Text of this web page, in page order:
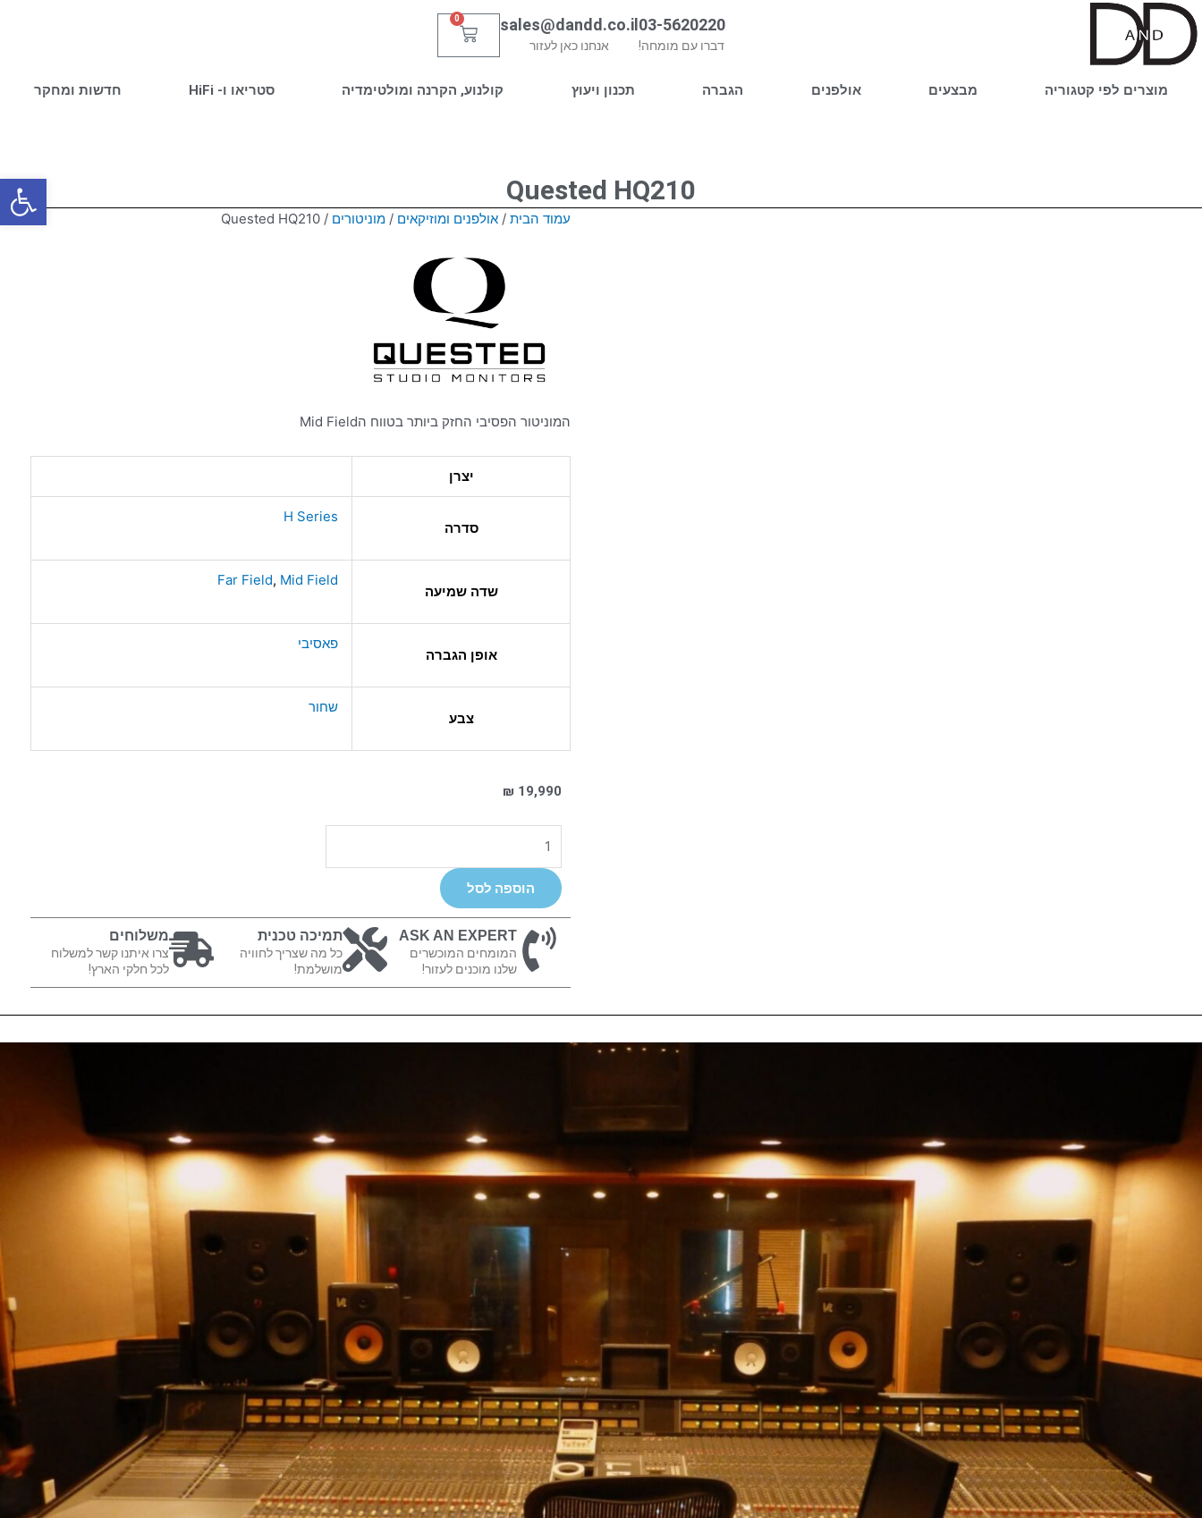
דילוג
לתוכן
03-5620220
דברו עם מומחה!
sales@dandd.co.il
אנחנו כאן לעזור
0
עגלת
מוצרים לפי קטגוריה מבצעים אולפנים הגברה תכנון ויעוץ קולנוע, הקרנה ומולטימדיה סטריאו ו- HiFi חדשות ומחקר
Quested HQ210
עמוד הבית/ אולפנים ומוזיקאים / מוניטורים / Quested HQ210
המוניטור הפסיבי החזק ביותר בטווח הMid Field
יצרן
סדרה
H Series
שדה שמיעה
Far Field, Mid Field
אופן הגברה
פאסיבי
צבע
שחור
₪ 19,990
של
Quested
HQ210
הוספה לסל
ASK AN EXPERT
המומחים המוכשרים
שלנו מוכנים לעזור!
תמיכה טכנית
כל מה שצריך לחוויה
מושלמת!
משלוחים
צרו איתנו קשר למשלוח
לכל חלקי הארץ!
פתח